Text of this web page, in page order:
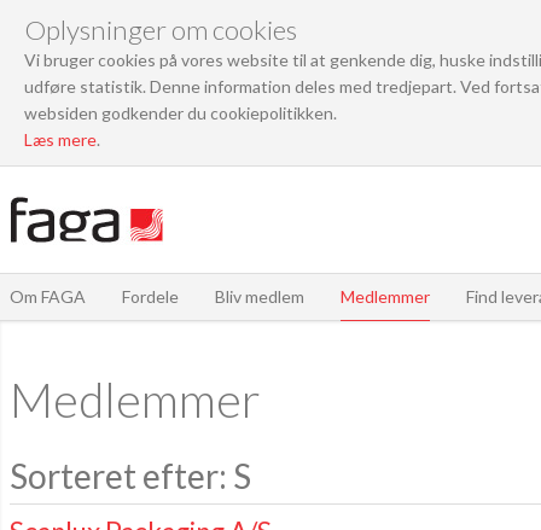
Oplysninger om cookies
Vi bruger cookies på vores website til at genkende dig, huske
udføre statistik. Denne information deles med tredjepart. Ved
websiden godkender du cookiepolitikken.
Læs mere.
Om FAGA Fordele Bliv medlem Medlemmer Find
Medlemmer
Sorteret efter: S